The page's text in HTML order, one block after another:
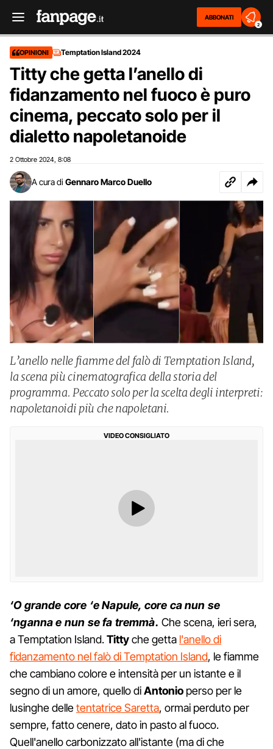
ABBONATI
2
OPINIONI Temptation Island 2024
Titty che getta l’anello di
fidanzamento nel fuoco è puro
cinema, peccato solo per il
dialetto napoletanoide
2 Ottobre 2024 8:08
A cura di Gennaro Marco Duello
L’anello nelle fiamme del falò di Temptation Island,
la scena più cinematografica della storia del
programma. Peccato solo per la scelta degli interpreti:
napoletanoidi più che napoletani.
VIDEO CONSIGLIATO
‘O grande core ‘e Napule, core ca nun se
‘nganna e nun se fa tremmà. Che scena, ieri sera,
a Temptation Island.Tittyche getta l'anello di
fidanzamento nel falò di Temptation Island, le fiamme
che cambiano colore e intensità per un istante e il
segno di un amore, quello diAntonio perso per le
lusinghe delletentatrice Saretta, ormai perduto per
sempre, fatto cenere, dato in pasto al fuoco.
Quell'anello carbonizzato all'istante (ma di che